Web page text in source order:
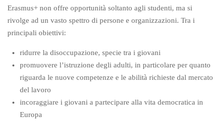
Erasmus+ non offre opportunità soltanto agli studenti, ma si
rivolge ad un vasto spettro di persone e organizzazioni. Tra i
principali obiettivi:
ridurre la disoccupazione, specie tra i giovani
promuovere l’istruzione degli adulti, in particolare per quanto
riguarda le nuove competenze e le abilità richieste dal mercato
del lavoro
incoraggiare i giovani a partecipare alla vita democratica in
Europa